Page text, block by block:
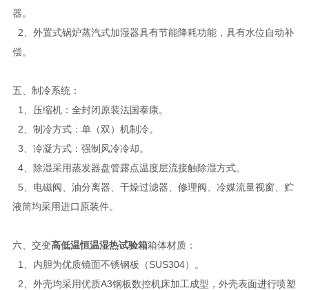
器。
2、外置式锅炉蒸汽式加湿器具有节能降耗功能，具有水位自动补
偿。
五、制冷系统：
1、压缩机：全封闭原装法国泰康。
2、制冷方式：单（双）机制冷。
3、冷凝方式：强制风冷冷却。
4、除湿采用蒸发器盘管露点温度层流接触除湿方式。
5、电磁阀、油分离器、干燥过滤器、修理阀、冷媒流量视窗、贮
液筒均采用进口原装件。
六、交变高低温恒温湿热试验箱箱体材质：
1、内胆为优质镜面不锈钢板（SUS304）。
2、外壳均采用优质A3钢板数控机床加工成型，外壳表面进行喷塑